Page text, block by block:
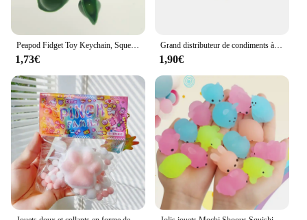
Peapod Fidget Toy Keychain, Squeeze A Bean, Edamame Pea Keyring, Extrusion Soybean Tactile Feeling, Release Pressure, Accessoire, 2Pcs
1,73€
Grand distributeur de condiments à presser HI avec buses, gadget de cuisine, bouteille d'huile d'olive, Ketchup BBQ aissces
1,90€